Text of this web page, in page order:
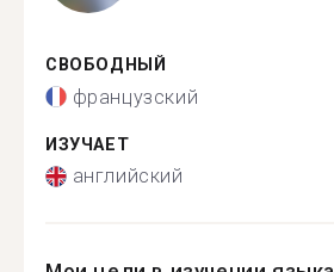
СВОБОДНЫЙ
французский
ИЗУЧАЕТ
английский